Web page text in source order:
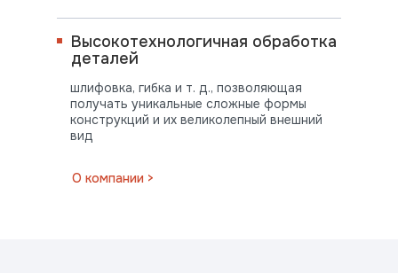
шлифовка, гибка и т. д., позволяющая
получать уникальные сложные формы
конструкций и их великолепный внешний
вид
О компании >
Высокотехнологичная обработка
деталей
ВО ВСЕ РЕГИОНЫ СТРАНЫ